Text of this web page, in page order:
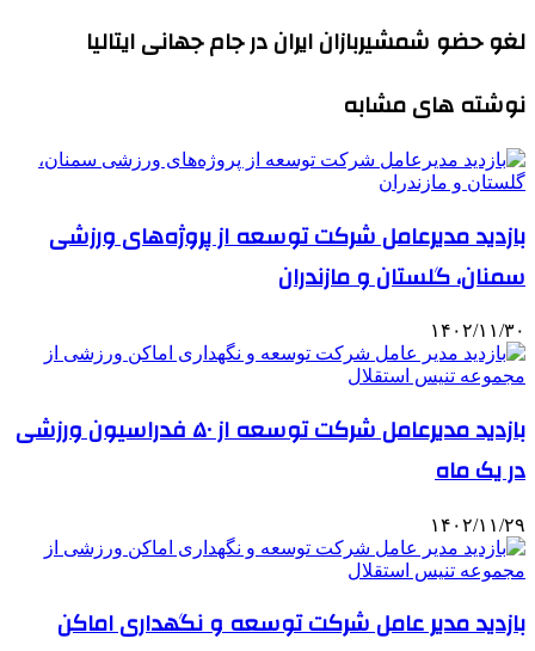
لغو حضو شمشیربازان ایران در جام جهانی ایتالیا
نوشته های مشابه
بازدید مدیرعامل شرکت توسعه از پروژه‌های ورزشی
سمنان، گلستان و مازندران
۱۴۰۲/۱۱/۳۰
بازدید مدیرعامل شرکت توسعه از ۵۰ فدراسیون‌ ورزشی
در یک ماه
۱۴۰۲/۱۱/۲۹
بازدید مدیر عامل شرکت توسعه و نگهداری اماکن